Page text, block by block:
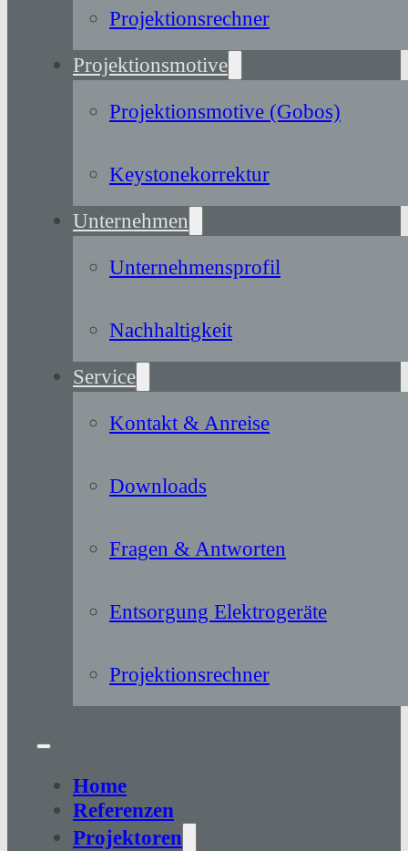
Projektionsrechner
Projektionsmotive
Projektionsmotive (Gobos)
Keystonekorrektur
Unternehmen
Unternehmensprofil
Nachhaltigkeit
Service
Kontakt & Anreise
Downloads
Fragen & Antworten
Entsorgung Elektrogeräte
Projektionsrechner
Home
Referenzen
Projektoren